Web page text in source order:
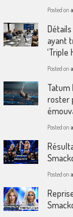
Posted on
ayant
‘Triple
Posted on
Tatum
roster
Posted on
Posted on